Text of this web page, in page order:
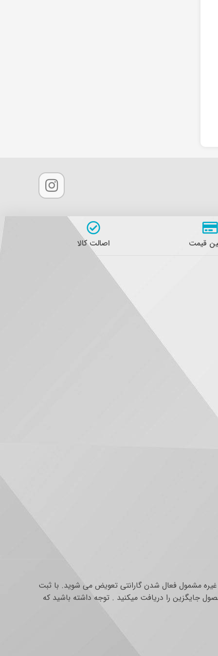
قیمت اصالت کالا
مشمول فعال شدن گارانتی تعویض می شوید. با ثبت
جایگزین را دریافت میکنید . توجه داشته باشید که